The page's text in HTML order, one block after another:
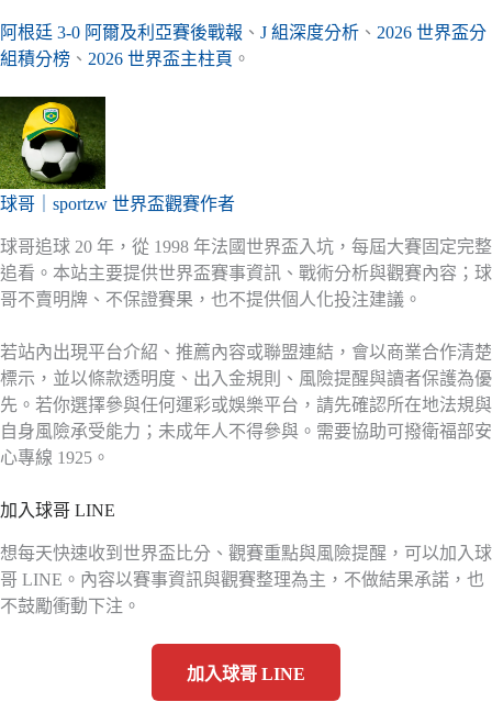
阿根廷 3-0 阿爾及利亞賽後戰報 、 J 組深度分析 、 2026 世界盃分
組積分榜 、 2026 世界盃主柱頁 。
球哥｜sportzw 世界盃觀賽作者
球哥追球 20 年，從 1998 年法國世界盃入坑，每屆大賽固定完整
追看。本站主要提供世界盃賽事資訊、戰術分析與觀賽內容；球
哥不賣明牌、不保證賽果，也不提供個人化投注建議。
若站內出現平台介紹、推薦內容或聯盟連結，會以商業合作清楚
標示，並以條款透明度、出入金規則、風險提醒與讀者保護為優
先。若你選擇參與任何運彩或娛樂平台，請先確認所在地法規與
自身風險承受能力；未成年人不得參與。需要協助可撥衛福部安
心專線 1925。
加入球哥 LINE
想每天快速收到世界盃比分、觀賽重點與風險提醒，可以加入球
哥 LINE。內容以賽事資訊與觀賽整理為主，不做結果承諾，也
不鼓勵衝動下注。
加入球哥 LINE